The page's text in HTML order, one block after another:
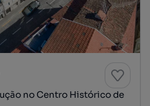
no Centro Histórico de